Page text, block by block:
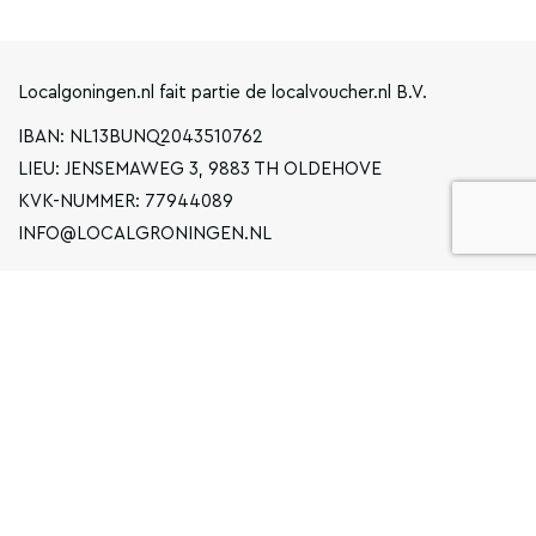
Localgoningen.nl fait partie de localvoucher.nl B.V.
IBAN: NL13BUNQ2043510762
LIEU: JENSEMAWEG 3, 9883 TH OLDEHOVE
KVK-NUMMER: 77944089
INFO@LOCALGRONINGEN.NL